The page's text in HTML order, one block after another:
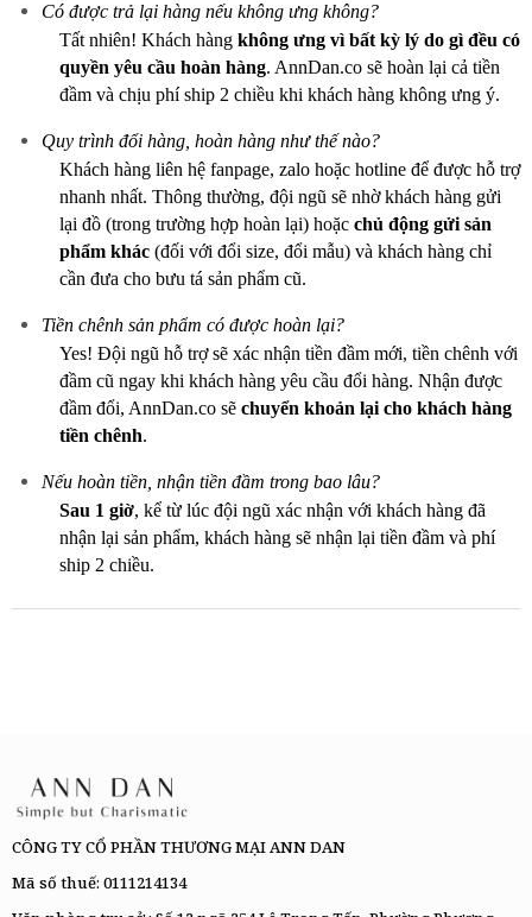
Có được trả lại hàng nếu không ưng không?
Tất nhiên! Khách hàng không ưng vì bất kỳ lý do gì đều có
quyền yêu cầu hoàn hàng. AnnDan.co sẽ hoàn lại cả tiền
đầm và chịu phí ship 2 chiều khi khách hàng không ưng ý.
Quy trình đổi hàng, hoàn hàng như thế nào?
Khách hàng liên hệ fanpage, zalo hoặc hotline để được hỗ trợ
nhanh nhất. Thông thường, đội ngũ sẽ nhờ khách hàng gửi
lại đồ (trong trường hợp hoàn lại) hoặc chủ động gửi sản
phẩm khác (đối với đổi size, đổi mẫu) và khách hàng chỉ
cần đưa cho bưu tá sản phẩm cũ.
Tiền chênh sản phẩm có được hoàn lại?
Yes! Đội ngũ hỗ trợ sẽ xác nhận tiền đầm mới, tiền chênh với
đầm cũ ngay khi khách hàng yêu cầu đổi hàng. Nhận được
đầm đổi, AnnDan.co sẽ chuyển khoản lại cho khách hàng
tiền chênh.
Nếu hoàn tiền, nhận tiền đầm trong bao lâu?
Sau 1 giờ, kể từ lúc đội ngũ xác nhận với khách hàng đã
nhận lại sản phẩm, khách hàng sẽ nhận lại tiền đầm và phí
ship 2 chiều.
CÔNG TY CỔ PHẦN THƯƠNG MẠI ANN DAN
Mã số thuế: 0111214134